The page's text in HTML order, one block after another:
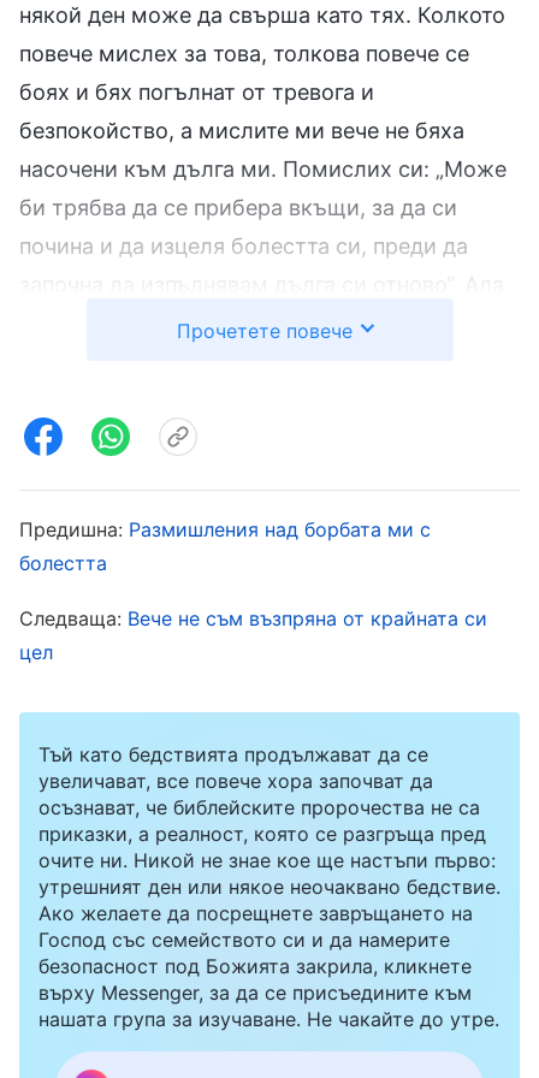
някой ден може да свърша като тях. Колкото
повече мислех за това, толкова повече се
боях и бях погълнат от тревога и
безпокойство, а мислите ми вече не бяха
насочени към дълга ми. Помислих си: „Може
би трябва да се прибера вкъщи, за да си
почина и да изцеля болестта си, преди да
започна да изпълнявам дълга си отново“. Ала
тъй като бях преследван от полицията на
си, докато се лекувам. След това обръщах
имах главоболие, нямаше как да не се зачудя
дали няма да припадна, докато вървя, без
никога да успея да се изправя отново. Бях
напрегнат всеки ден и това се отразяваше на
изпълнението на дълга ми. По-късно чух, че
хората с високо кръвно не трябва да стоят
будни до късно. Започнах да си лягам рано и
спрях да бързам да свърша неотложните
задачи, но когато на следващия ден виждах
колко много работа трябва да се свърши, се
чувствах под голямо напрежение и изпадах в
паника. През този период бях напълно
погълнат от болестта си, ефективността в
Прочетете повече
Предишна: Размишления над борбата ми с
болестта
Следваща: Вече не съм възпряна от крайната си
цел
Тъй като бедствията продължават да се
увеличават, все повече хора започват да
осъзнават, че библейските пророчества не са
приказки, а реалност, която се разгръща пред
очите ни. Никой не знае кое ще настъпи първо:
утрешният ден или някое неочаквано бедствие.
Ако желаете да посрещнете завръщането на
Господ със семейството си и да намерите
безопасност под Божията закрила, кликнете
върху Messenger, за да се присъедините към
нашата група за изучаване. Не чакайте до утре.